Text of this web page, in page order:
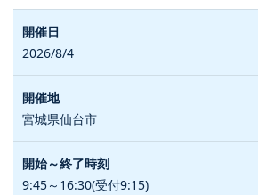
2026/8/4
宮城県仙台市
9:45～16:30(受付9:15)